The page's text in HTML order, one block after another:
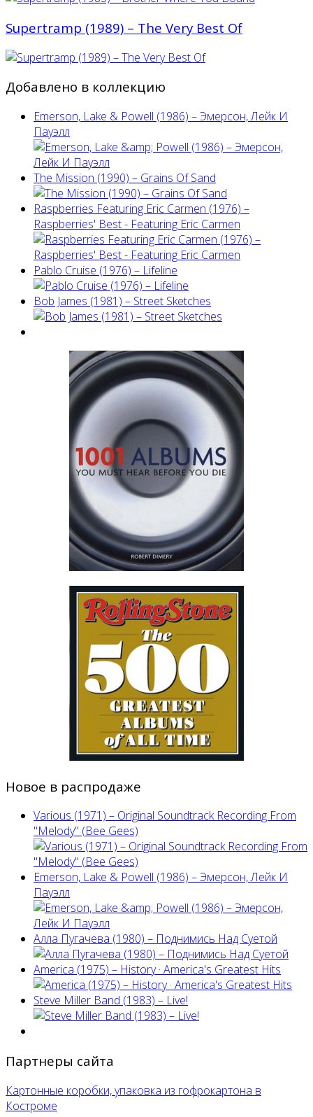
Supertramp (1989) ‎– The Very Best Of
Добавлено в коллекцию
Emerson, Lake & Powell (1986) ‎– Эмерсон, Лейк И
Пауэлл
The Mission (1990) – Grains Of Sand
Raspberries Featuring Eric Carmen (1976) –
Raspberries' Best - Featuring Eric Carmen
Pablo Cruise (1976) – Lifeline
Bob James (1981) – Street Sketches
Новое в распродаже
Various (1971) – Original Soundtrack Recording From
"Melody" (Bee Gees)
Emerson, Lake & Powell (1986) ‎– Эмерсон, Лейк И
Пауэлл
Алла Пугачева (1980) – Поднимись Над Суетой
America (1975) ‎– History · America's Greatest Hits
Steve Miller Band ‎(1983) – Live!
Партнеры сайта
Картонные коробки, упаковка из гофрокартона в
Костроме